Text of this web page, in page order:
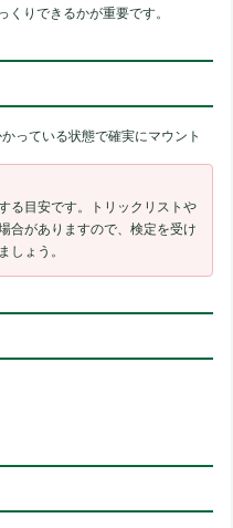
くりできるかが重要です。
っている状態で確実にマウント
る目安です。トリックリストや
合がありますので、検定を受け
しょう。